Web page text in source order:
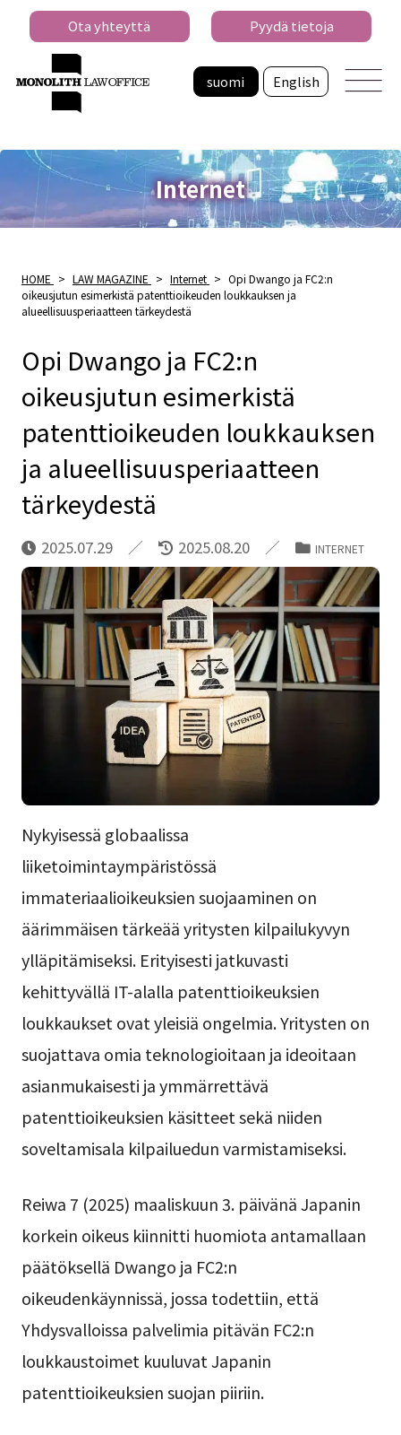
suomi English
Ota yhteyttä Pyydä tietoja
Internet
HOME > LAW MAGAZINE > Internet > Opi Dwango ja FC2:n
oikeusjutun esimerkistä patenttioikeuden loukkauksen ja
alueellisuusperiaatteen tärkeydestä
Opi Dwango ja FC2:n
oikeusjutun esimerkistä
patenttioikeuden loukkauksen
ja alueellisuusperiaatteen
tärkeydestä
2025.07.29 2025.08.20 INTERNET
Nykyisessä globaalissa
liiketoimintaympäristössä
immateriaalioikeuksien suojaaminen on
äärimmäisen tärkeää yritysten kilpailukyvyn
ylläpitämiseksi. Erityisesti jatkuvasti
kehittyvällä IT-alalla patenttioikeuksien
loukkaukset ovat yleisiä ongelmia. Yritysten on
suojattava omia teknologioitaan ja ideoitaan
asianmukaisesti ja ymmärrettävä
patenttioikeuksien käsitteet sekä niiden
soveltamisala kilpailuedun varmistamiseksi.
Reiwa 7 (2025) maaliskuun 3. päivänä Japanin
korkein oikeus kiinnitti huomiota antamallaan
päätöksellä Dwango ja FC2:n
oikeudenkäynnissä, jossa todettiin, että
Yhdysvalloissa palvelimia pitävän FC2:n
loukkaustoimet kuuluvat Japanin
patenttioikeuksien suojan piiriin.